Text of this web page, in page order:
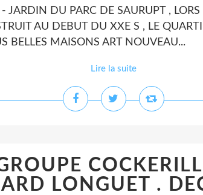
JARDIN DU PARC DE SAURUPT ,
AU DEBUT DU XXE S , LE
BELLES MAISONS ART NOUVEAU...
Lire la suite
LONGUET .